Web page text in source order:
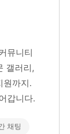
뮤니티
갤러리,
원까지.
갑니다.
채팅